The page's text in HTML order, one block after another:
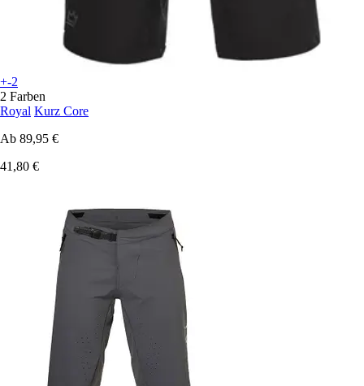
+-2
2 Farben
Royal Kurz Core
Ab 89,95 €
41,80 €